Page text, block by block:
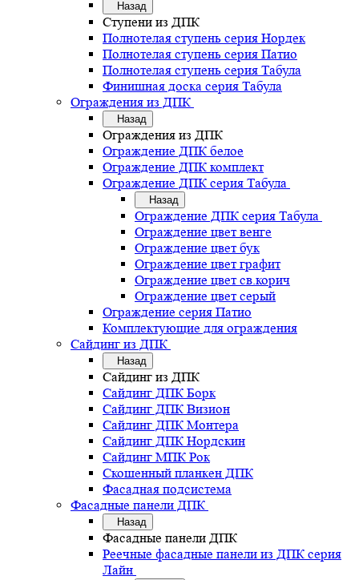
Назад
Ступени из ДПК
Полнотелая ступень серия Нордек
Полнотелая ступень серия Патио
Полнотелая ступень серия Табула
Финишная доска серия Табула
Ограждения из ДПК
Назад
Ограждения из ДПК
Ограждение ДПК белое
Ограждение ДПК комплект
Ограждение ДПК серия Табула
Назад
Ограждение ДПК серия Табула
Ограждение цвет венге
Ограждение цвет бук
Ограждение цвет графит
Ограждение цвет св.корич
Ограждение цвет серый
Ограждение серия Патио
Комплектующие для ограждения
Сайдинг из ДПК
Назад
Сайдинг из ДПК
Сайдинг ДПК Борк
Сайдинг ДПК Визион
Сайдинг ДПК Монтера
Сайдинг ДПК Нордскин
Сайдинг МПК Рок
Скошенный планкен ДПК
Фасадная подсистема
Фасадные панели ДПК
Назад
Фасадные панели ДПК
Реечные фасадные панели из ДПК серия
Лайн